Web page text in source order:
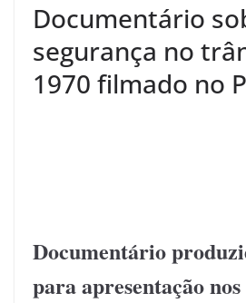
Documentário
segurança no
1970 filmado no
Documentário
para apresentação